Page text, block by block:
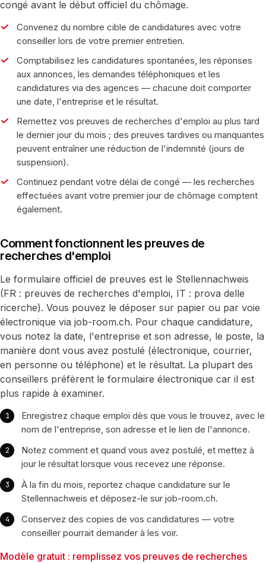
congé avant le début officiel du chômage.
Convenez du nombre cible de candidatures avec votre
conseiller lors de votre premier entretien.
Comptabilisez les candidatures spontanées, les réponses
aux annonces, les demandes téléphoniques et les
candidatures via des agences — chacune doit comporter
une date, l'entreprise et le résultat.
Remettez vos preuves de recherches d'emploi au plus tard
le dernier jour du mois ; des preuves tardives ou manquantes
peuvent entraîner une réduction de l'indemnité (jours de
suspension).
Continuez pendant votre délai de congé — les recherches
effectuées avant votre premier jour de chômage comptent
également.
Comment fonctionnent les preuves de
recherches d'emploi
Le formulaire officiel de preuves est le Stellennachweis
(FR : preuves de recherches d'emploi, IT : prova delle
ricerche). Vous pouvez le déposer sur papier ou par voie
électronique via job-room.ch. Pour chaque candidature,
vous notez la date, l'entreprise et son adresse, le poste, la
manière dont vous avez postulé (électronique, courrier,
en personne ou téléphone) et le résultat. La plupart des
conseillers préfèrent le formulaire électronique car il est
plus rapide à examiner.
Enregistrez chaque emploi dès que vous le trouvez, avec le
nom de l'entreprise, son adresse et le lien de l'annonce.
Notez comment et quand vous avez postulé, et mettez à
jour le résultat lorsque vous recevez une réponse.
À la fin du mois, reportez chaque candidature sur le
Stellennachweis et déposez-le sur job-room.ch.
Conservez des copies de vos candidatures — votre
conseiller pourrait demander à les voir.
Modèle gratuit : remplissez vos preuves de recherches